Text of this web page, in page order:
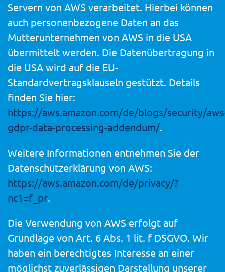
Servern von AWS verarbeitet. Hierbei können
auch personenbezogene Daten an das
Mutterunternehmen von AWS in die USA
übermittelt werden. Die Datenübertragung in
die USA wird auf die EU-
Standardvertragsklauseln gestützt. Details
finden Sie hier:
https://aws.amazon.com/de/blogs/security/
gdpr-data-processing-addendum/.
Weitere Informationen entnehmen Sie der
Datenschutzerklärung von AWS:
https://aws.amazon.com/de/privacy/?
nc1=f_pr.
Die Verwendung von AWS erfolgt auf
Grundlage von Art. 6 Abs. 1 lit. f DSGVO. Wir
haben ein berechtigtes Interesse an einer
möglichst zuverlässigen Darstellung unserer